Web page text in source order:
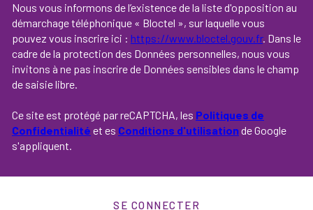
Nous vous informons de l’existence de la liste d'opposition au
démarchage téléphonique « Bloctel », sur laquelle vous
pouvez vous inscrire ici : https://www.bloctel.gouv.fr. Dans le
cadre de la protection des Données personnelles, nous vous
invitons à ne pas inscrire de Données sensibles dans le champ
de saisie libre.
Ce site est protégé par reCAPTCHA, les Politiques de
Confidentialité et es Conditions d'utilisationde Google
s'appliquent.
SE CONNECTER